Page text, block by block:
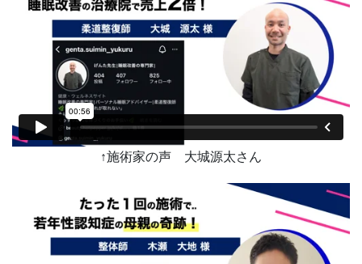
↑施術家の声 大城源太さん